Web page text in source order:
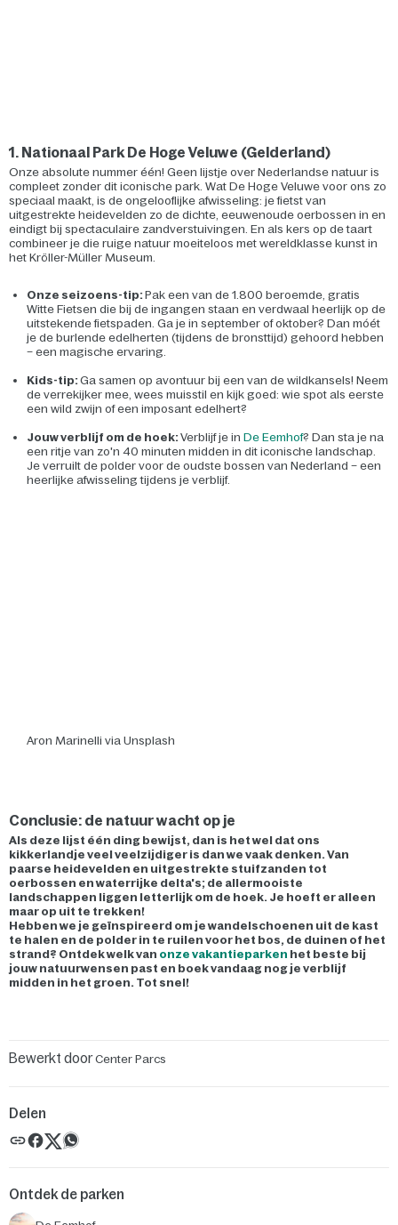
1. Nationaal Park De Hoge Veluwe (Gelderland)
Onze absolute nummer één! Geen lijstje over Nederlandse natuur is
compleet zonder dit iconische park. Wat De Hoge Veluwe voor ons zo
speciaal maakt, is de ongelooflijke afwisseling: je fietst van
uitgestrekte heidevelden zo de dichte, eeuwenoude oerbossen in en
eindigt bij spectaculaire zandverstuivingen. En als kers op de taart
combineer je die ruige natuur moeiteloos met wereldklasse kunst in
het Kröller-Müller Museum.
Onze seizoens-tip:Pak een van de 1.800 beroemde, gratis
Witte Fietsen die bij de ingangen staan en verdwaal heerlijk op de
uitstekende fietspaden. Ga je in september of oktober? Dan móét
je de burlende edelherten (tijdens de bronsttijd) gehoord hebben
– een magische ervaring.
Kids-tip:Ga samen op avontuur bij een van de wildkansels! Neem
de verrekijker mee, wees muisstil en kijk goed: wie spot als eerste
een wild zwijn of een imposant edelhert?
Jouw verblijf om de hoek:Verblijf je in De Eemhof? Dan sta je na
een ritje van zo'n 40 minuten midden in dit iconische landschap.
Je verruilt de polder voor de oudste bossen van Nederland – een
heerlijke afwisseling tijdens je verblijf.
Aron Marinelli via Unsplash
Conclusie: de natuur wacht op je
Als deze lijst één ding bewijst, dan is het wel dat ons
kikkerlandje veel veelzijdiger is dan we vaak denken. Van
paarse heidevelden en uitgestrekte stuifzanden tot
oerbossen en waterrijke delta's; de allermooiste
landschappen liggen letterlijk om de hoek. Je hoeft er alleen
maar op uit te trekken!
Hebben we je geïnspireerd om je wandelschoenen uit de kast
te halen en de polder in te ruilen voor het bos, de duinen of het
strand? Ontdek welk van onze vakantieparken het beste bij
jouw natuurwensen past en boek vandaag nog je verblijf
midden in het groen. Tot snel!
Bewerkt doorCenter Parcs
Ontdek de parken
Delen